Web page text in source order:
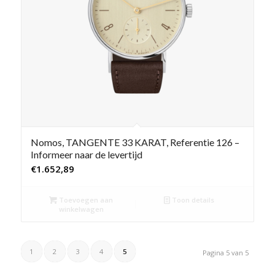
Nomos, TANGENTE 33 KARAT, Referentie 126 –
Informeer naar de levertijd
€1.652,89
Toevoegen aan
winkelwagen
Toon details
Pagina 5 van 5
1 2 3 4 5